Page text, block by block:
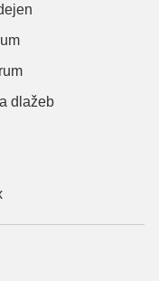
dlažeb